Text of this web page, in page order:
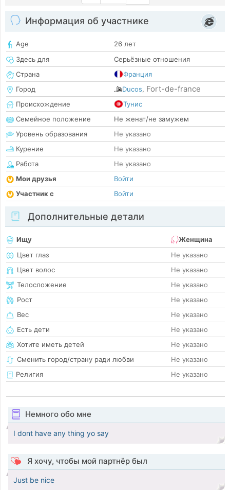
Информация об участнике
Age
26 лет
Здесь для
Серьёзные отношения
Страна
Франция
Город
Ducos, Fort-de-france
Происхождение
Тунис
Семейное положение
Не женат/не замужем
Уровень образования
Не указано
Курение
Не указано
Работа
Не указано
Мои друзья
Войти
Участник с
Войти
Дополнительные детали
Ищу
Женщина
Цвет глаз
Не указано
Цвет волос
Не указано
Телосложение
Не указано
Рост
Не указано
Вес
Не указано
Есть дети
Не указано
Хотите иметь детей
Не указано
Сменить город/страну ради любви
Не указано
Религия
Не указано
Немного обо мне
I dont have any thing yo say
Я хочу, чтобы мой партнёр был
Just be nice